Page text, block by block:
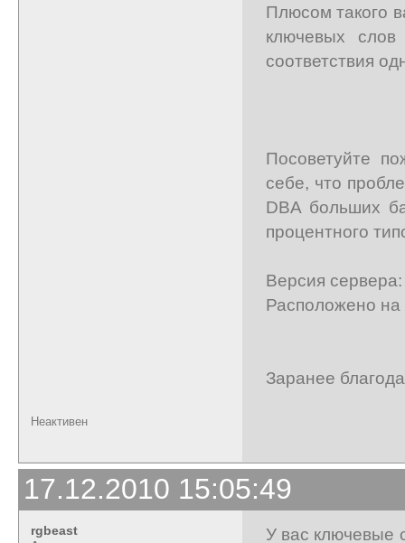
Плюсом такого
ключевых
соответствия
Посоветуйте
себе, что
DBA больших
процентного
Версия
Расположено
Заранее
Неактивен
17.12.2010 15:05:49
rgbeast У вас ключевые